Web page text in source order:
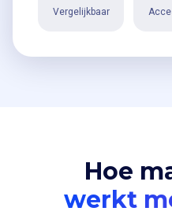
Vergelijkbaar
Hoe
werkt